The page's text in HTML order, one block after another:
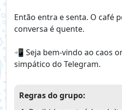
Então entra e senta. O café
conversa é quente.
📲 Seja bem-vindo ao caos
simpático do Telegram.
Regras do grupo: